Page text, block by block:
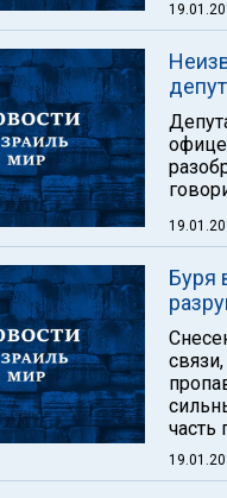
Буря
часть